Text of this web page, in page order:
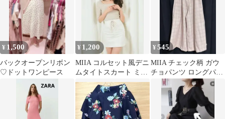
¥ 1,500
バックオープンリボン
♡ドットワンピース
¥ 1,200
MIIA コルセット風デニ
ムタイトスカート ミー
ア
¥545
MIIA チェック柄 ガウ
チョパンツ ロングパン
ツ ワイドパンツ ミーア